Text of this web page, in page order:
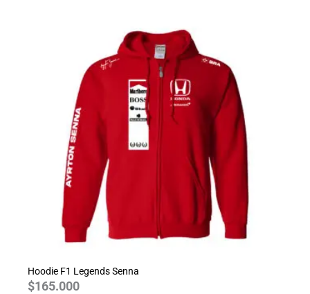
Hoodie F1 Legends Senna
$165.000